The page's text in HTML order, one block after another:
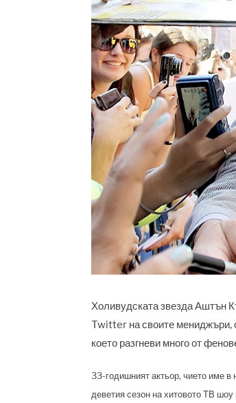
Холивудската звезда Аштън
Twitter на своите мениджъри,
което разгневи много от
33-годишният актьор, чието име
деветия сезон на хитовото ТВ